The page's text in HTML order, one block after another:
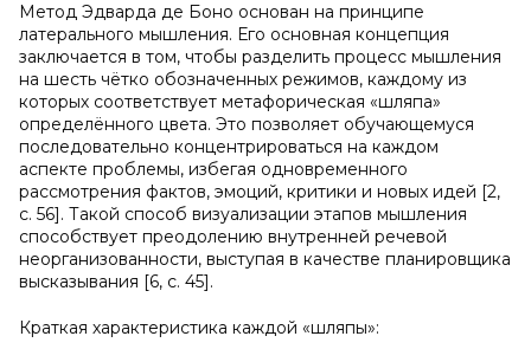
Метод Эдварда де Боно основан на принципе
латерального мышления. Его основная концепция
заключается в том, чтобы разделить процесс мышления
на шесть чётко обозначенных режимов, каждому из
которых соответствует метафорическая «шляпа»
определённого цвета. Это позволяет обучающемуся
последовательно концентрироваться на каждом
аспекте проблемы, избегая одновременного
рассмотрения фактов, эмоций, критики и новых идей [2,
с. 56]. Такой способ визуализации этапов мышления
способствует преодолению внутренней речевой
неорганизованности, выступая в качестве планировщика
высказывания [6, с. 45].
Краткая характеристика каждой «шляпы»: